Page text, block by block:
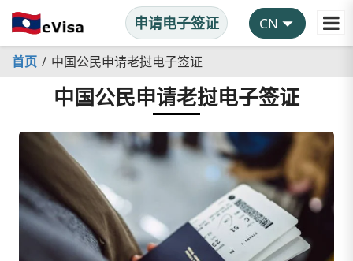
申请电子签证
首页 中国公民申请老挝电子签证
中国公民申请老挝电子签证